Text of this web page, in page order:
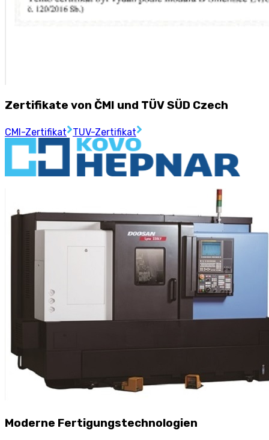
Zertifikate von ČMI und TÜV SÜD Czech
CMI-Zertifikat TUV-Zertifikat
Moderne Fertigungstechnologien